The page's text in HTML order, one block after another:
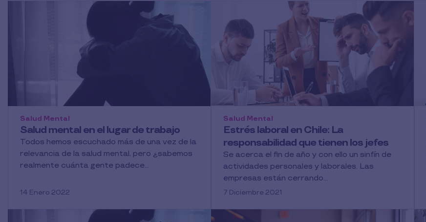
Salud mental en el lugar de trabajo
Salud Mental
Todos hemos escuchado más de una vez de la
relevancia de la salud mental, pero ¿sabemos
realmente cuánta gente padece...
14 Enero 2022
Estrés laboral en Chile: La
responsabilidad que tienen los jefes
Salud Mental
Se acerca el fin de año y con ello un sinfín de
actividades personales y laborales. Las
empresas están cerrando...
7 Diciembre 2021